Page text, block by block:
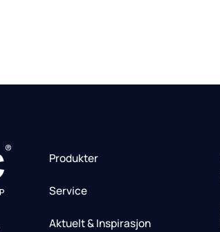
Produkter
Service
Aktuelt & Inspirasjon